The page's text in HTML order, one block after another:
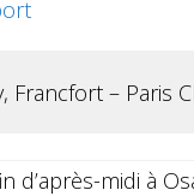
Francfort – Paris
midi à